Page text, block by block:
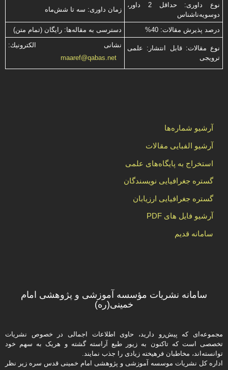
نوع داوری: حداقل 2 داور،
دوسویه‌ناشناس
زمان داوری: سه تا شش‌ماه
درصد پذیرش مقالات: 40% دسترسی به مقاله‌ها: رایگان (تمام متن)
نوع مقالات: قابل انتشار: علمی
ترویجی
نشانی الكترونیك:
maaref@qabas.net
آرشیو شماره‌ها
آرشیو الفبایی مقالات
استخراج به پایگاه‌های علمی
گستره جغرافیایی نویسندگان
گستره جغرافیایی ارزیابان
آرشیو فایل های PDF
سامانه قدیم
سامانه نشریات مؤسسه آموزشی و پژوهشی امام
خمینی(ره)
مجموعه‌ای که پیش‌رو دارید،‌ حاوی اطلاعات اجمالی در خصوص نشریات
تخصصی است که تاکنون به زیور طبع آراسته گشته و هریک به سهم خود
توانسته‌اند، مخاطبان فرهیخته‌ زیادی را جذب نمایند.
اداره كل نشریات موسسه آموزشی و پژوهشی امام خمینی قدس سره زیر نظر